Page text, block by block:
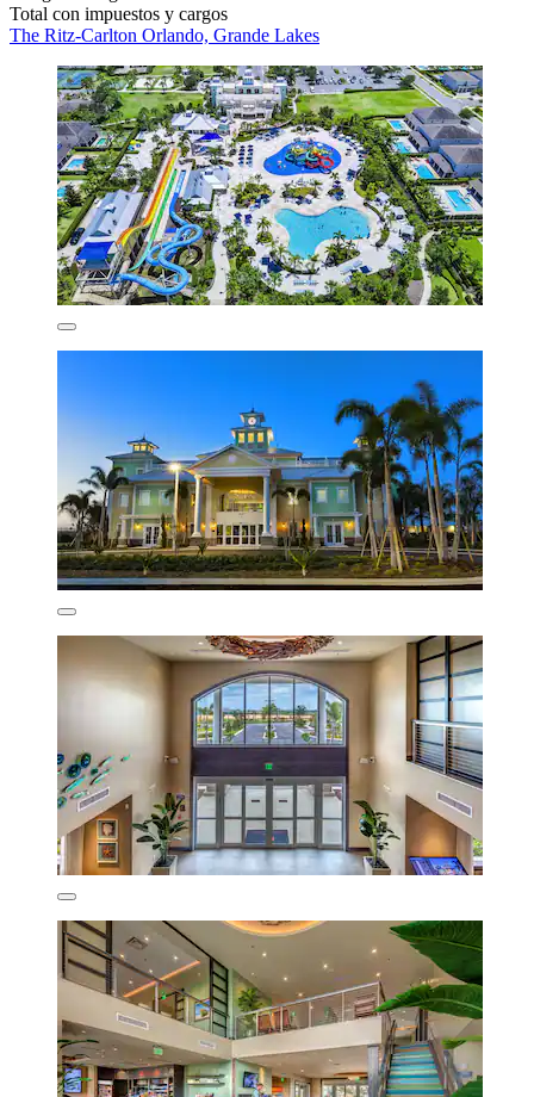
Total con impuestos y cargos
The Ritz-Carlton Orlando, Grande Lakes